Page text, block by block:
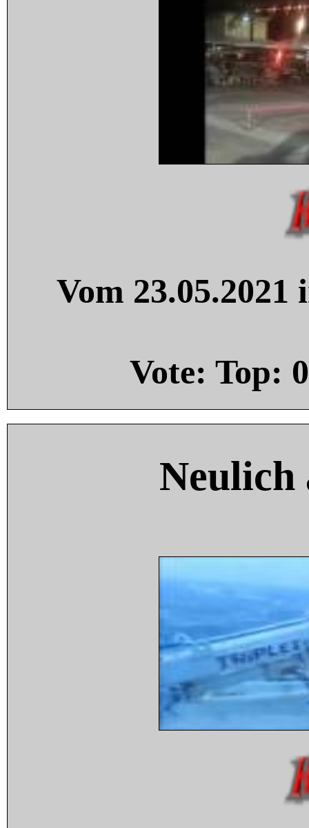
Vom
Vote: Top: 0
Neulich